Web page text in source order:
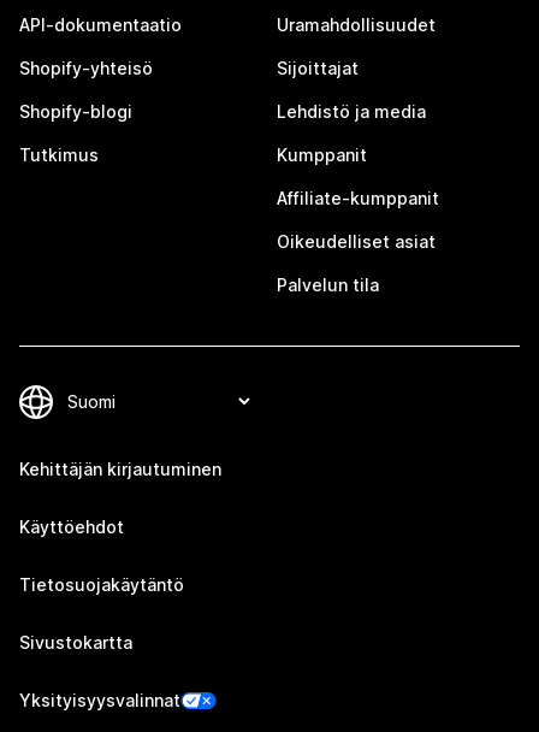
API-dokumentaatio
Shopify-yhteisö
Shopify-blogi
Tutkimus
Uramahdollisuudet
Sijoittajat
Lehdistö ja media
Kumppanit
Affiliate-kumppanit
Oikeudelliset asiat
Palvelun tila
Kehittäjän kirjautuminen
Käyttöehdot
Tietosuojakäytäntö
Sivustokartta
Yksityisyysvalinnat